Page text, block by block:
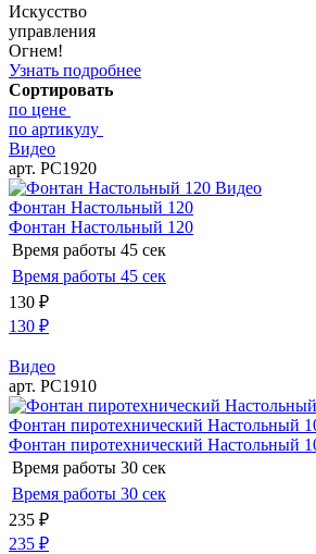
Искусство
управления
Огнем!
Узнать подробнее
Сортировать
по цене
по артикулу
Видео
арт. РС1920
Видео
Фонтан Настольный 120
Фонтан Настольный 120
Время работы 45 сек
Время работы 45 сек
130 ₽
130 ₽
Видео
арт. РС1910
Фонтан пиротехнический Настольный
Фонтан пиротехнический Настольный
Время работы 30 сек
Время работы 30 сек
235 ₽
235 ₽